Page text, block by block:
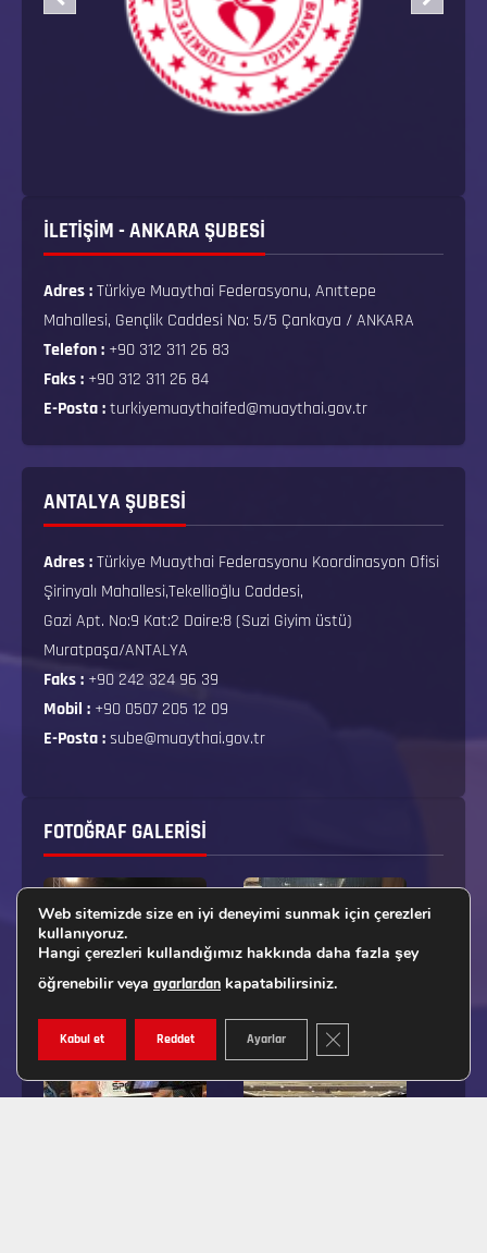
İLETİŞİM - ANKARA ŞUBESİ
Adres :Türkiye Muaythai Federasyonu, Anıttepe
Mahallesi, Gençlik Caddesi No: 5/5 Çankaya / ANKARA
Telefon : +90 312 311 26 83
Faks : +90 312 311 26 84
E-Posta :turkiyemuaythaifed@muaythai.gov.tr
ANTALYA ŞUBESİ
Adres :Türkiye Muaythai Federasyonu Koordinasyon Ofisi
Şirinyalı Mahallesi,Tekellioğlu Caddesi,
Gazi Apt. No:9 Kat:2 Daire:8 (Suzi Giyim üstü)
Muratpaşa/ANTALYA
Faks : +90 242 324 96 39
Mobil : +90 0507 205 12 09
E-Posta :sube@muaythai.gov.tr
FOTOĞRAF GALERISI
Web sitemizde size en iyi deneyimi sunmak için çerezleri
kullanıyoruz.
Hangi çerezleri kullandığımız hakkında daha fazla şey
öğrenebilir veya ayarlardan kapatabilirsiniz.
Kabul et Reddet Ayarlar GDPR ÇEREZ ŞERIDINI